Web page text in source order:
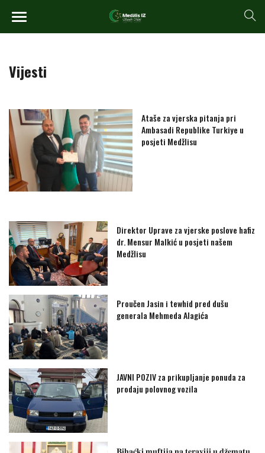
Vijesti
Ataše za vjerska pitanja pri
Ambasadi Republike Turkiye u
posjeti Medžlisu
Direktor Uprave za vjerske poslove hafiz
dr. Mensur Malkić u posjeti našem
Medžlisu
Proučen Jasin i tewhid pred dušu
generala Mehmeda Alagića
JAVNI POZIV za prikupljanje ponuda za
prodaju polovnog vozila
𝐁𝐢𝐡𝐚𝐜́𝐤𝐢 𝐦𝐮𝐟𝐭𝐢𝐣𝐚 𝐧𝐚 𝐭𝐞𝐫𝐚𝐯𝐢𝐣𝐢 𝐮 𝐝𝐳̌𝐞𝐦𝐚𝐭𝐮